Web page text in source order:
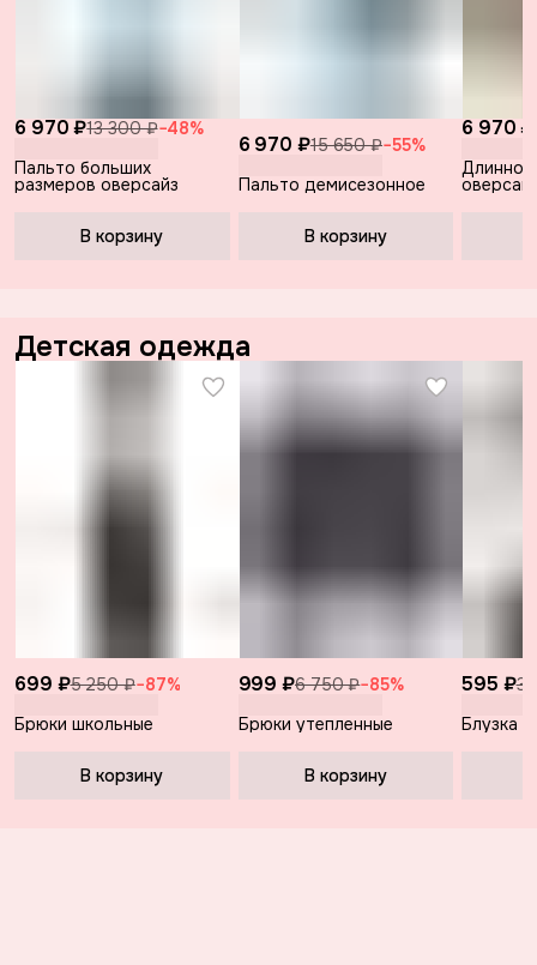
6 970 ₽13 300 ₽−48%
Пальто больших
размеров оверсайз
В корзину
6 970 ₽15 650 ₽−55%
Пальто демисезонное
В корзину
6 970 ₽
Длинное
Детская одежда
699 ₽5 250 ₽−87%
Брюки школьные
В корзину
999 ₽6 750 ₽−85%
Брюки утепленные
В корзину
595 ₽3
Блузка